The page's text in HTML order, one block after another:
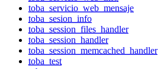
toba_servicio_web_mensaje
toba_sesion_info
toba_session_files_handler
toba_session_handler
toba_session_memcached_handler
toba_test